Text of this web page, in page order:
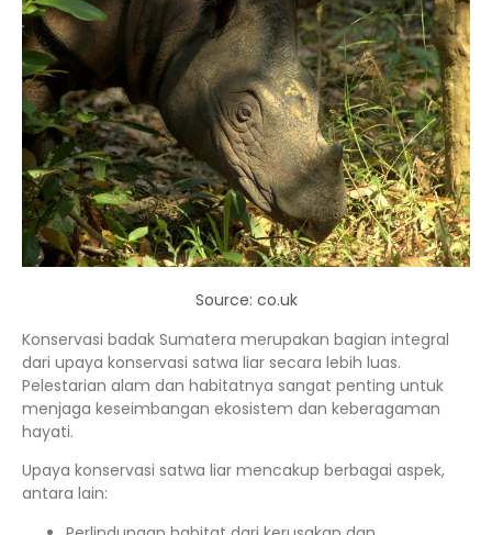
Source: co.uk
Konservasi badak Sumatera merupakan bagian integral
dari upaya konservasi satwa liar secara lebih luas.
Pelestarian alam dan habitatnya sangat penting untuk
menjaga keseimbangan ekosistem dan keberagaman
hayati.
Upaya konservasi satwa liar mencakup berbagai aspek,
antara lain: